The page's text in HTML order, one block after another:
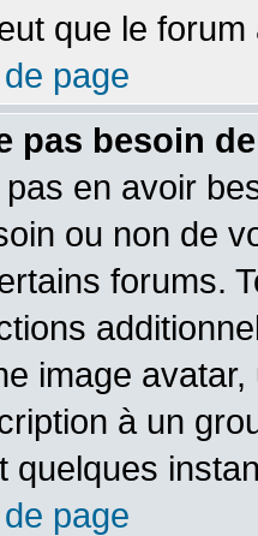
que le
page
pas besoin
en avoir
ou non de
forums.
image
à un
quelques
page